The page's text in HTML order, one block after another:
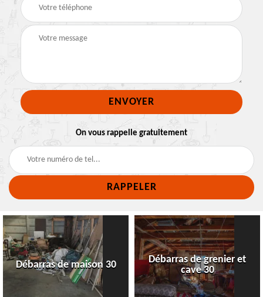
On vous rappelle gratuitement
Débarras de maison 30
Débarras de grenier et
cave 30